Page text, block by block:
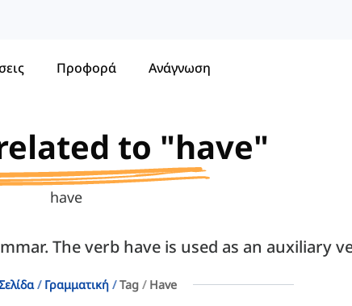
Προφορά Ανάγνωση
to "have"
have
The verb have is used as an auxiliary
Γραμματική Tag Have